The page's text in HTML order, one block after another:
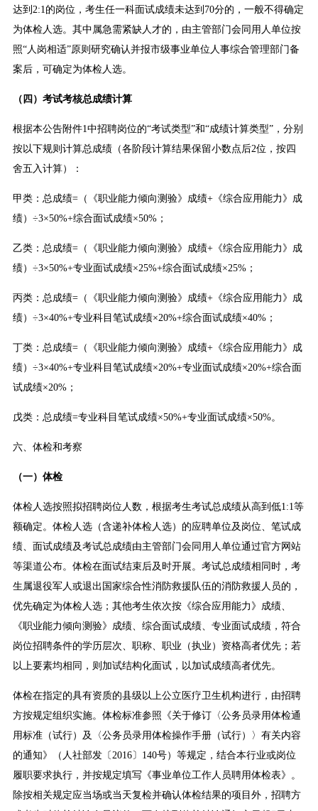
达到2:1的岗位，考生任一科面试成绩未达到70分的，一般不得确定
为体检人选。其中属急需紧缺人才的，由主管部门会同用人单位按
照“人岗相适”原则研究确认并报市级事业单位人事综合管理部门备
案后，可确定为体检人选。
（四）考试考核总成绩计算
根据本公告附件1中招聘岗位的“考试类型”和“成绩计算类型”，分别
按以下规则计算总成绩（各阶段计算结果保留小数点后2位，按四
舍五入计算）：
甲类：总成绩=（《职业能力倾向测验》成绩+《综合应用能力》成
绩）÷3×50%+综合面试成绩×50%；
乙类：总成绩=（《职业能力倾向测验》成绩+《综合应用能力》成
绩）÷3×50%+专业面试成绩×25%+综合面试成绩×25%；
丙类：总成绩=（《职业能力倾向测验》成绩+《综合应用能力》成
绩）÷3×40%+专业科目笔试成绩×20%+综合面试成绩×40%；
丁类：总成绩=（《职业能力倾向测验》成绩+《综合应用能力》成
绩）÷3×40%+专业科目笔试成绩×20%+专业面试成绩×20%+综合面
试成绩×20%；
戊类：总成绩=专业科目笔试成绩×50%+专业面试成绩×50%。
六、体检和考察
（一）体检
体检人选按照拟招聘岗位人数，根据考生考试总成绩从高到低1:1等
额确定。体检人选（含递补体检人选）的应聘单位及岗位、笔试成
绩、面试成绩及考试总成绩由主管部门会同用人单位通过官方网站
等渠道公布。体检在面试结束后及时开展。考试总成绩相同时，考
生属退役军人或退出国家综合性消防救援队伍的消防救援人员的，
优先确定为体检人选；其他考生依次按《综合应用能力》成绩、
《职业能力倾向测验》成绩、综合面试成绩、专业面试成绩，符合
岗位招聘条件的学历层次、职称、职业（执业）资格高者优先；若
以上要素均相同，则加试结构化面试，以加试成绩高者优先。
体检在指定的具有资质的县级以上公立医疗卫生机构进行，由招聘
方按规定组织实施。体检标准参照《关于修订〈公务员录用体检通
用标准（试行）及〈公务员录用体检操作手册（试行）〉有关内容
的通知》（人社部发〔2016〕140号）等规定，结合本行业或岗位
履职要求执行，并按规定填写《事业单位工作人员聘用体检表》。
除按相关规定应当场或当天复检并确认体检结果的项目外，招聘方